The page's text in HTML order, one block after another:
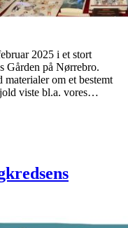
2025 i et stort
Gården på Nørrebro.
om et bestemt
viste bl.a. vores…